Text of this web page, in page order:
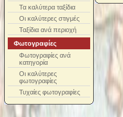
Τα καλύτερα ταξίδια
Οι καλύτερες στιγμές
Ταξίδια ανά περιοχή
Φωτογραφίες
Φωτογραφίες ανά
κατηγορία
Οι καλύτερες
φωτογραφίες
Τυχαίες φωτογραφίες